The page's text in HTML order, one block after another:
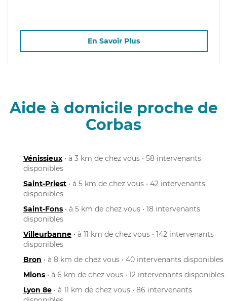
En Savoir Plus
Aide à domicile proche de
Corbas
Vénissieux • à 3 km de chez vous • 58 intervenants
disponibles
Saint-Priest • à 5 km de chez vous • 42 intervenants
disponibles
Saint-Fons • à 5 km de chez vous • 18 intervenants
disponibles
Villeurbanne • à 11 km de chez vous • 142 intervenants
disponibles
Bron • à 8 km de chez vous • 40 intervenants disponibles
Mions • à 6 km de chez vous • 12 intervenants disponibles
Lyon 8e • à 11 km de chez vous • 86 intervenants